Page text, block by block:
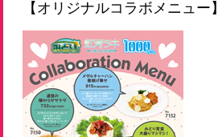
【オリジナルコラボメニュー】